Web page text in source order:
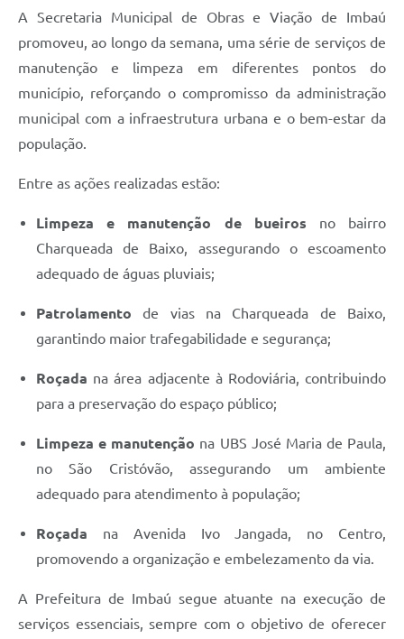
A Secretaria Municipal de Obras e Viação de Imbaú
promoveu, ao longo da semana, uma série de serviços de
manutenção e limpeza em diferentes pontos do
município, reforçando o compromisso da administração
municipal com a infraestrutura urbana e o bem-estar da
população.
Entre as ações realizadas estão:
Limpeza e manutenção de bueiros no bairro
Charqueada de Baixo, assegurando o escoamento
adequado de águas pluviais;
Patrolamento de vias na Charqueada de Baixo,
garantindo maior trafegabilidade e segurança;
Roçada na área adjacente à Rodoviária, contribuindo
para a preservação do espaço público;
Limpeza e manutenção na UBS José Maria de Paula,
no São Cristóvão, assegurando um ambiente
adequado para atendimento à população;
Roçada na Avenida Ivo Jangada, no Centro,
promovendo a organização e embelezamento da via.
A Prefeitura de Imbaú segue atuante na execução de
serviços essenciais, sempre com o objetivo de oferecer